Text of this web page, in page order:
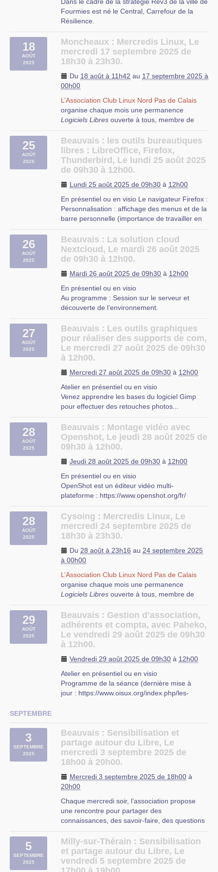
Yves Decugis à VILLENEUVE D’ASCQ
Régulièrement, des présentations thématiques
toujours autour des logiciels libres.
Durant cette permanence, vous pourrez trouver
des réponses aux questions que vous vous
posez au sujet du Logiciel Libre, ainsi que de
l’aide pour résoudre vos problèmes
Logiciels Libres. N’hésitez pas à apporter votre
ordinateur, afin que les autres participants
puissent vous aider.
Cette permanence a lieu à la [Médiathèque
Cultiv’Art-
cappelle-en-pevele/#1494853048594-
67fa4d77-24830a45-654bc562-0ee4] , 16 rue
de la Ladrerie, Cappelle en Pévèle
Fourmies est né le Central, Carrefour de la
Résilience.
Calaisorganise un atelier de réemploi
d’ordinateurs.
De 9h30 à 12h00, venez découvrir les logiciels
libres et installer Linux Mint ou Mageia pour
donner un coup de jeune à votre ordinateur.
Mais ce sera aussi si besoin l’iccasion
d’effectuer des travaux de maintenance, de
sauvegarde ou de réparation.
Cette manifestation a lieu auTiers-Lieu Le
Central
à Fourmies
18
AOÛT
2025
Moncheaux : Mercredis Linux, Le
mercredi 17 septembre 2025 de
18h30 à 23h30.
Du 18 août à 11h42 au 17 septembre 2025 à
00h00
L’Association Club Linux Nord Pas de Calais
organise chaque mois une permanence
Logiciels Libres ouverte à tous, membre de
curieux ou passionné.
Durant cette permanence, vous pourrez trouver
posez au sujet du Logiciel Libre, ainsi que de
l’aide pour résoudre vos problèmes
d’installation, de configuration et d’utilisation de
Logiciels Libres.
N’hésitez pas à apporter votre ordinateur, afin
que les autres participants puissent vous aider.
Dans une salle équipée d’un tableau blanc et
fréquemment des ateliers, des initiations, des
discussions, des tests, des démonstrations, de
l’entraide abordant lelogiciel libretout cela
autour d’un moment convivial.
Cette permanence a lieu au préfabriqué à côté
Moncheaux
25
AOÛT
2025
Beauvais : les outils bureautiques
libres : LibreOffice, Firefox,
Thunderbird, Le lundi 25 août 2025
de 09h30 à 12h00.
Lundi 25 août 2025 de 09h30 à 12h00
En présentiel ou en visio Le navigateur Firefox :
Personnalisation : affichage des menus et de la
barre personnelle (importance de travailler en
aux moteurs de recherches) Survol des menus
Page(s) d’accueil à la carte Moteur de
recherche par défaut (…)
Beauvais
26
AOÛT
2025
Beauvais : La solution cloud
Nextcloud, Le mardi 26 août 2025
de 09h30 à 12h00.
Mardi 26 août 2025 de 09h30 à 12h00
En présentiel ou en visio
Au programme : Session sur le serveur et
découverte de l’environnement.
personnelles, configuration des clients
Windows, Linux, Androïd et Iphone
. Historique des versions de document.
Utilisation de Nextcloud (…)
Beauvais
27
AOÛT
2025
Beauvais : Les outils graphiques
pour réaliser des supports de com,
Le mercredi 27 août 2025 de 09h30
à 12h00.
Mercredi 27 août 2025 de 09h30 à 12h00
Atelier en présentiel ou en visio
Venez apprendre les bases du logiciel Gimp
pour effectuer des retouches photos...
Avec ce logiciel simple d’utilisation pour une
prise en main rapide et basique, vous pourrez
redimensionner vos images, transformer (…)
Beauvais
28
AOÛT
2025
Beauvais : Montage vidéo avec
Openshot, Le jeudi 28 août 2025 de
09h30 à 12h00.
Jeudi 28 août 2025 de 09h30 à 12h00
En présentiel ou en visio
OpenShot est un éditeur vidéo multi-
plateforme : https://www.openshot.org/fr/
Gestion des pistes Découper et trancher
Animation et images clés
Effets vidéos Flux audio Éditeur de titre
Beauvais
28
AOÛT
2025
Cysoing : Mercredis Linux, Le
mercredi 24 septembre 2025 de
18h30 à 23h30.
Du 28 août à 23h16 au 24 septembre 2025
à 00h00
L’Association Club Linux Nord Pas de Calais
organise chaque mois une permanence
Logiciels Libres ouverte à tous, membre de
curieux ou passionné.
Durant cette permanence, vous pourrez trouver
d’installation, de configuration et d’utilisation de
Logiciels Libres.
N’hésitez pas à apporter votre ordinateur, afin
Dans une salle équipée d’un tableau blanc et
fréquemment des ateliers, des initiations, des
discussions, des tests, des démonstrations, de
l’entraide abordant lelogiciel libreet de la
Cette permanence a lieu à
l’EPN (Espace
Public Numérique)
, 311 rue Salvador Allende à
Cysoing.
29
AOÛT
2025
Beauvais : Gestion d’association,
adhérents et compta, avec Paheko,
Le vendredi 29 août 2025 de 09h30
à 12h00.
Vendredi 29 août 2025 de 09h30 à 12h00
Atelier en présentiel ou en visio
Programme de la séance (dernière mise à
jour : https://www.oisux.org/index.php/les-
Présentation du logiciel : https://paheko.cloud
Déroulé de la séance (…)
Beauvais
SEPTEMBRE
3
SEPTEMBRE
2025
Beauvais : Sensibilisation et
partage autour du Libre, Le
mercredi 3 septembre 2025 de
18h00 à 20h00.
Mercredi 3 septembre 2025 de 18h00 à
20h00
Chaque mercredi soir, l’association propose
une rencontre pour partager des
connaissances, des savoir-faire, des questions
soit à propos du système d’exploitation Linux,
des applications libres ou des services en ligne
libres.
C’est (…)
5
SEPTEMBRE
2025
Milly-sur-Thérain : Sensibilisation
et partage autour du Libre, Le
vendredi 5 septembre 2025 de